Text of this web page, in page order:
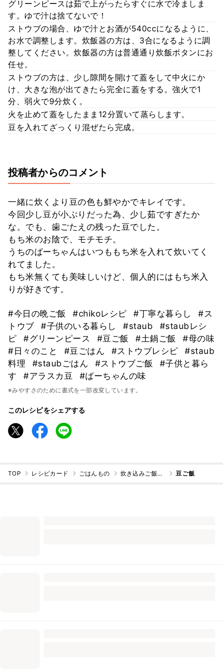
グリーンピースは茹で上がったらすぐに水で冷ましま
す。ゆで汁は捨てないで！
ストウブの場合、ゆで汁とお酒が540ccになるように、
お水で調整します。炊飯器の方は、3合になるように調
整してください。炊飯器の方は普通通り炊飯ボタンにお
任せ。
ストウブの方は、少し隙間を開けて蓋をして中火にか
け、大きな泡が出てきたら完全に蓋をする。強火で1
分、弱火で9分炊く。
火を止めて蓋をしたまま12分置いて蒸らします。
豆を入れてざっくり混ぜたら完成。
投稿者からのコメント
一緒に炊くより豆の色も鮮やかでキレイです。
今回少し豆が小ぶりだった為、少し茹ですぎたか
な。でも、歯ごたえの残った豆でした。
もち米のお陰で、モチモチ。
うちのばーちゃんはいつももち米を入れて炊いてく
れてました。
もち米無くても美味しいけど、個人的にはもち米入
りが好きです。
#今日の晩ご飯 #chikoレシピ #丁寧な暮らし
#ス
トウブ
#子供のいる暮らし #staub
#staubレシ
ピ
#グリーンピース #豆ご飯 #土鍋ご飯
#母の味
#日々のこと
#豆ごはん #ストウブレシピ
#staub
料理
#staubごはん #ストウブご飯
#子供と暮ら
す
#アラスカ豆 #ばーちゃんの味
※みやすさのために書式を一部改変しています。
このレシピをシェアする
TOP レシピカード ごはんもの 炊き込みご飯・混ぜご飯 豆ご飯